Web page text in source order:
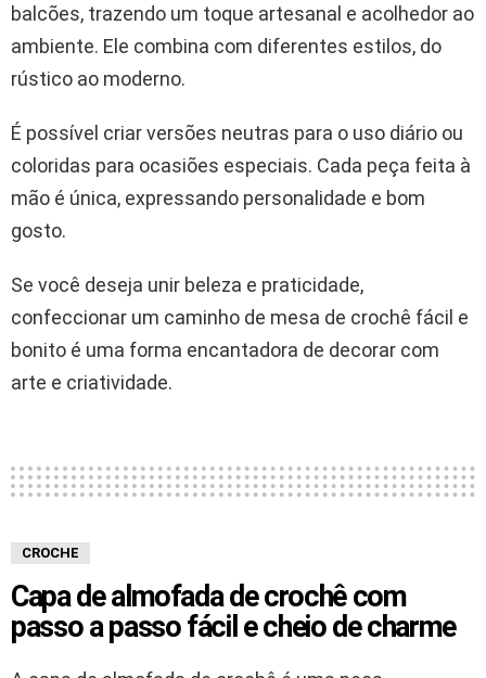
balcões, trazendo um toque artesanal e acolhedor ao
ambiente. Ele combina com diferentes estilos, do
rústico ao moderno.
É possível criar versões neutras para o uso diário ou
coloridas para ocasiões especiais. Cada peça feita à
mão é única, expressando personalidade e bom
gosto.
Se você deseja unir beleza e praticidade,
confeccionar um caminho de mesa de crochê fácil e
bonito é uma forma encantadora de decorar com
arte e criatividade.
CROCHE
Capa de almofada de crochê com
passo a passo fácil e cheio de charme